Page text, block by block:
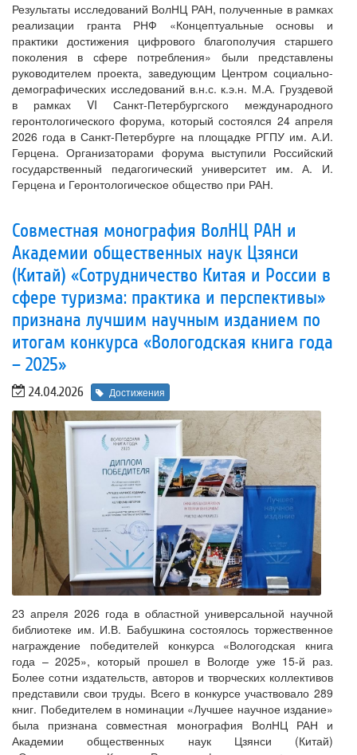
Результаты исследований ВолНЦ РАН, полученные в рамках
реализации гранта РНФ «Концептуальные основы и
практики достижения цифрового благополучия старшего
поколения в сфере потребления» были представлены
руководителем проекта, заведующим Центром социально-
демографических исследований в.н.с. к.э.н. М.А. Груздевой
в рамках VI Санкт-Петербургского международного
геронтологического форума, который состоялся 24 апреля
2026 года в Санкт-Петербурге на площадке РГПУ им. А.И.
Герцена. Организаторами форума выступили Российский
государственный педагогический университет им. А. И.
Герцена и Геронтологическое общество при РАН.
Совместная монография ВолНЦ РАН и
Академии общественных наук Цзянси
(Китай) «Сотрудничество Китая и России в
сфере туризма: практика и перспективы»
признана лучшим научным изданием по
итогам конкурса «Вологодская книга года
– 2025»
24.04.2026 Достижения
23 апреля 2026 года в областной универсальной научной
библиотеке им. И.В. Бабушкина состоялось торжественное
награждение победителей конкурса «Вологодская книга
года – 2025», который прошел в Вологде уже 15-й раз.
Более сотни издательств, авторов и творческих коллективов
представили свои труды. Всего в конкурсе участвовало 289
книг. Победителем в номинации «Лучшее научное издание»
была признана совместная монография ВолНЦ РАН и
Академии общественных наук Цзянси (Китай)